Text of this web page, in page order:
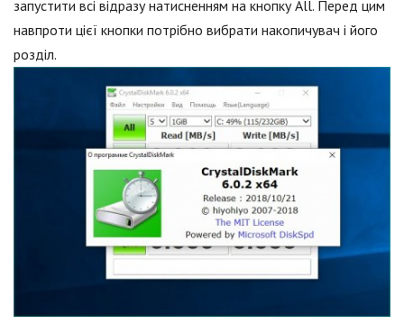
запустити всі відразу натисненням на кнопку All. Перед цим
навпроти цієї кнопки потрібно вибрати накопичувач і його
розділ.